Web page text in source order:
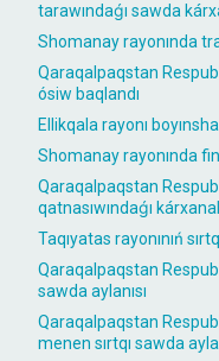
tarawındaǵı sawda
Shomanay rayonında
Qaraqalpaqstan
ósiw baqlandı
Ellikqala rayonı
Shomanay rayonında
Qaraqalpaqstan
qatnasıwındaǵı
Taqıyatas rayonınıń
Qaraqalpaqstan
sawda aylanısı
Qaraqalpaqstan
menen sırtqı sawda